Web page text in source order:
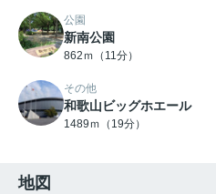
公園
新南公園
862ｍ（11分）
その他
和歌山ビッグホエール
1489ｍ（19分）
地図